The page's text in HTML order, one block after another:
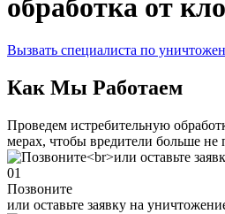
обработка от
Вызвать специалиста по
Как Мы Работаем
Проведем истребительную
мерах, чтобы вредители больше не
01
Позвоните
или оставьте заявку на